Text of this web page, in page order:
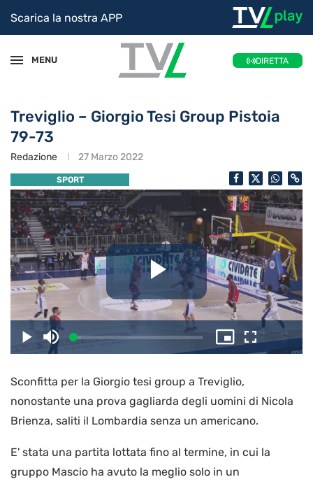
Scarica la nostra APP
MENU DIRETTA
Treviglio – Giorgio Tesi Group Pistoia
79-73
Redazione 27 Marzo 2022
SPORT
il
video
PlayDisattiva
l’audio
Caricato:
5.77%
Picture-
in-
Schermo
intero
Sconfitta per la Giorgio tesi group a Treviglio,
nonostante una prova gagliarda degli uomini di Nicola
Brienza, saliti il Lombardia senza un americano.
E' stata una partita lottata fino al termine, in cui la
gruppo Mascio ha avuto la meglio solo in un